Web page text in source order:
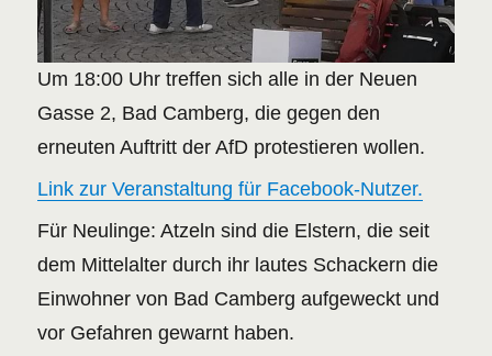
Um 18:00 Uhr treffen sich alle in der Neuen
Gasse 2, Bad Camberg, die gegen den
erneuten Auftritt der AfD protestieren wollen.
Link zur Veranstaltung für Facebook-Nutzer.
Für Neulinge: Atzeln sind die Elstern, die seit
dem Mittelalter durch ihr lautes Schackern die
Einwohner von Bad Camberg aufgeweckt und
vor Gefahren gewarnt haben.